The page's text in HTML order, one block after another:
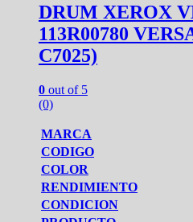
DRUM XEROX
113R00780
C7025)
0 out of 5
(0)
MARCA
CODIGO
COLOR
RENDIMIENTO
CONDICION